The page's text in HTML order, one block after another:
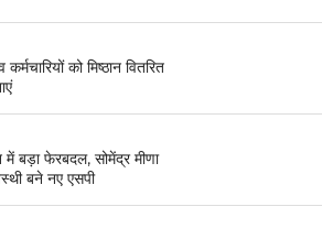
को मिष्ठान वितरित
बड़ा फेरबदल, सोमेंद्र मीणा
बने नए एसपी